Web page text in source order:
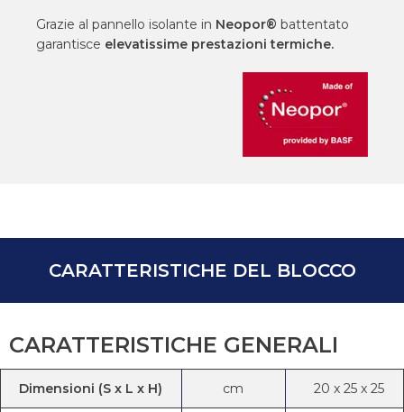
Grazie al pannello isolante in Neopor® battentato
garantisce elevatissime prestazioni termiche.
CARATTERISTICHE DEL BLOCCO
CARATTERISTICHE GENERALI
Dimensioni (S x L x H) cm 20 x 25 x 25